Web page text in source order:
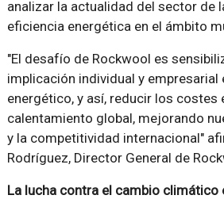
analizar la actualidad del sector de
eficiencia energética en el ámbito
"El desafío de Rockwool es
implicación individual y empresarial
energético, y así, reducir los costes
calentamiento global, mejorando
y la competitividad internacional"
Rodríguez, Director General de
La lucha contra el cambio climático